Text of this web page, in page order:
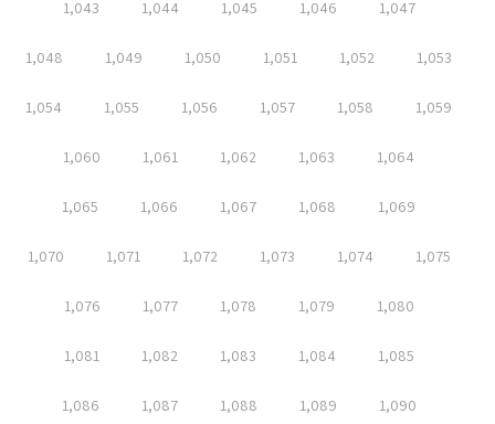
1,043 1,044 1,045 1,046 1,047
1,048 1,049 1,050 1,051 1,052 1,053
1,054 1,055 1,056 1,057 1,058 1,059
1,060 1,061 1,062 1,063 1,064
1,065 1,066 1,067 1,068 1,069
1,070 1,071 1,072 1,073 1,074 1,075
1,076 1,077 1,078 1,079 1,080
1,081 1,082 1,083 1,084 1,085
1,086 1,087 1,088 1,089 1,090